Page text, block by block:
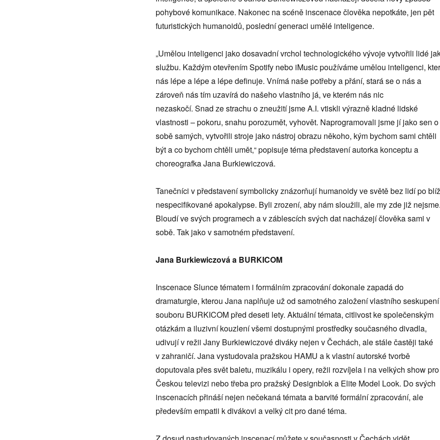
pohybové komunikace. Nakonec na scéně inscenace člověka nepotkáte, jen pět
futuristických humanoidů, poslední generaci umělé inteligence.
„Umělou inteligenci jako dosavadní vrchol technologického vývoje vytvořili lidé
službu. Každým otevřením Spotify nebo iMusic používáme umělou inteligenci,
nás lépe a lépe a lépe definuje. Vnímá naše potřeby a přání, stará se o nás a
zároveň nás tím uzavírá do našeho vlastního já, ve kterém nás nic
nezaskočí. Snad ze strachu o zneužití jsme A.I. vtiskli výrazně kladné lidské
vlastnosti – pokoru, snahu porozumět, vyhovět. Naprogramovali jsme jí jako sen o
sobě samých, vytvořili stroje jako nástroj obrazu někoho, kým bychom sami chtěli
být a co bychom chtěli umět,“ popisuje téma představení autorka konceptu a
choreografka Jana Burkiewiczová.
Tanečníci v představení symbolicky znázorňují humanoidy ve světě bez lidí po
nespecifikované apokalypse. Byli zrození, aby nám sloužili, ale my zde již nejsme.
Bloudí ve svých programech a v záblescích svých dat nacházejí člověka sami v
sobě. Tak jako v samotném představení.
Jana Burkiewiczová a BURKICOM
Inscenace Slunce tématem i formálním zpracování dokonale zapadá do
dramaturgie, kterou Jana naplňuje už od samotného založení vlastního seskupení
souboru BURKICOM před deseti lety. Aktuální témata, citlivost ke společenským
otázkám a iluzivní kouzlení všemi dostupnými prostředky současného divadla,
udivují v režii Jany Burkiewiczové diváky nejen v Čechách, ale stále častěji také
v zahraničí. Jana vystudovala pražskou HAMU a k vlastní autorské tvorbě
doputovala přes svět baletu, muzikálu i opery, režii rozvíjela i na velkých show pro
Českou televizi nebo třeba pro pražský Designblok a Elite Model Look. Do svých
inscenacích přináší nejen nečekaná témata a barvité formální zpracování, ale
především empatii k divákovi a velký cit pro dané téma.